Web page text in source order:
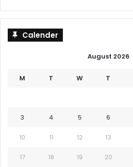
Calender
August 2026
M T W T
3 4 5 6
10 11 12 13
17 18 19 20